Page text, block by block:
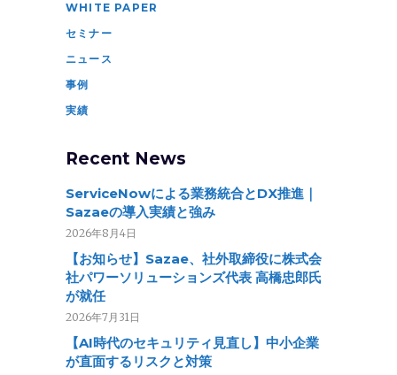
WHITE PAPER
セミナー
ニュース
事例
実績
Recent News
ServiceNowによる業務統合とDX推進｜
Sazaeの導入実績と強み
2026年8月4日
【お知らせ】Sazae、社外取締役に株式会
社パワーソリューションズ代表 高橋忠郎氏
が就任
2026年7月31日
【AI時代のセキュリティ見直し】中小企業
が直面するリスクと対策